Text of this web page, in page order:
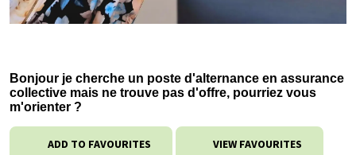
Bonjour je cherche un poste d'alternance en assurance
collective mais ne trouve pas d'offre, pourriez vous
m'orienter ?
ADD TO FAVOURITES VIEW FAVOURITES